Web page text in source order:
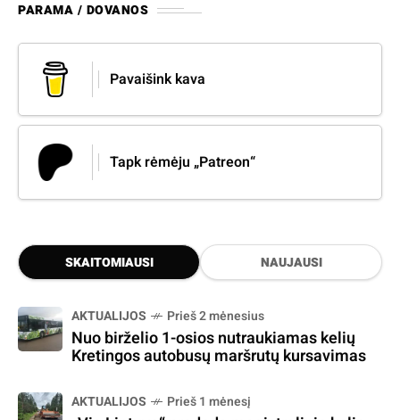
PARAMA / DOVANOS
Pavaišink kava
Tapk rėmėju „Patreon“
SKAITOMIAUSI NAUJAUSI
AKTUALIJOS Prieš 2 mėnesius
Nuo birželio 1-osios nutraukiamas kelių
Kretingos autobusų maršrutų kursavimas
AKTUALIJOS Prieš 1 mėnesį